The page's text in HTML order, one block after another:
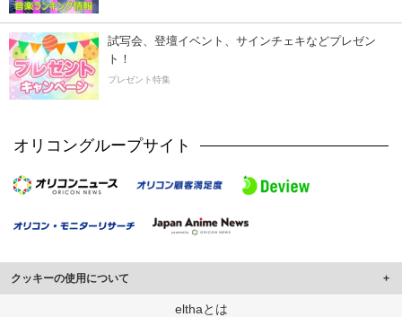
試写会、登壇イベント、サインチェキなどプレゼン
ト！
プレゼント特集
オリコングループサイト
クッキーの使用について
このサイトでは Cookie を使用して、ユーザーに合わせたコンテンツや広告の
elthaとは